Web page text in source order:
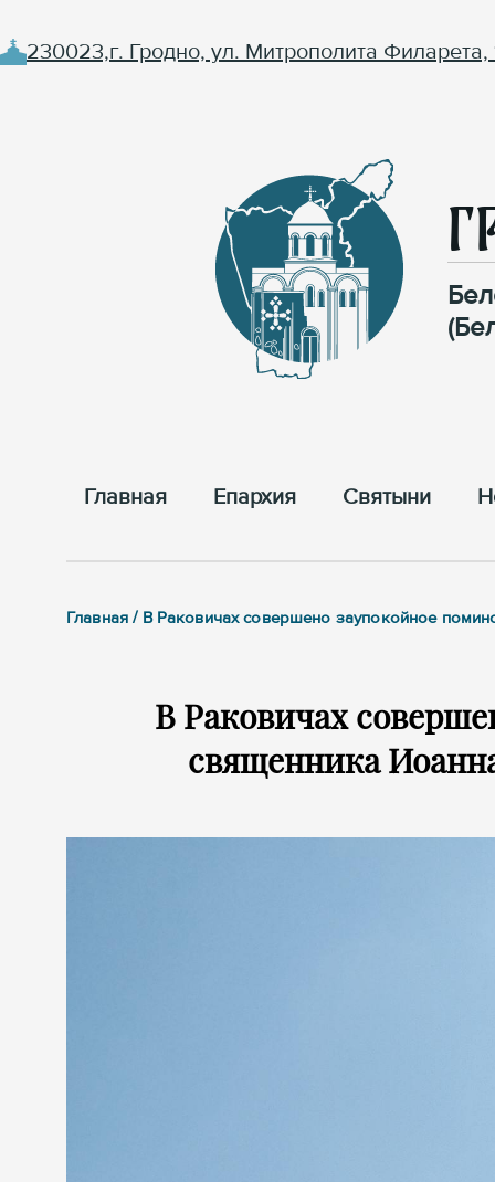
230023,г. Гродно, ул. Митрополита Филарета,
Главная Епархия Cвятыни
Главная / В Раковичах совершено заупокойное
В Раковичах
священника